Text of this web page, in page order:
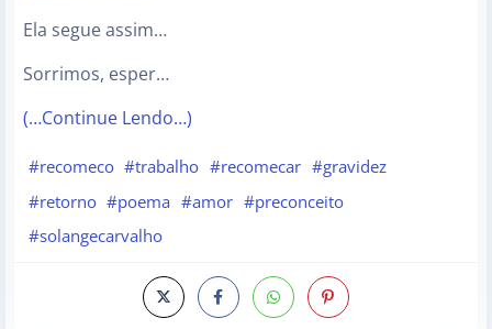
Ela segue assim…
Sorrimos, esper…
(…Continue Lendo…)
#recomeco #trabalho #recomecar #gravidez
#retorno #poema #amor #preconceito
#solangecarvalho